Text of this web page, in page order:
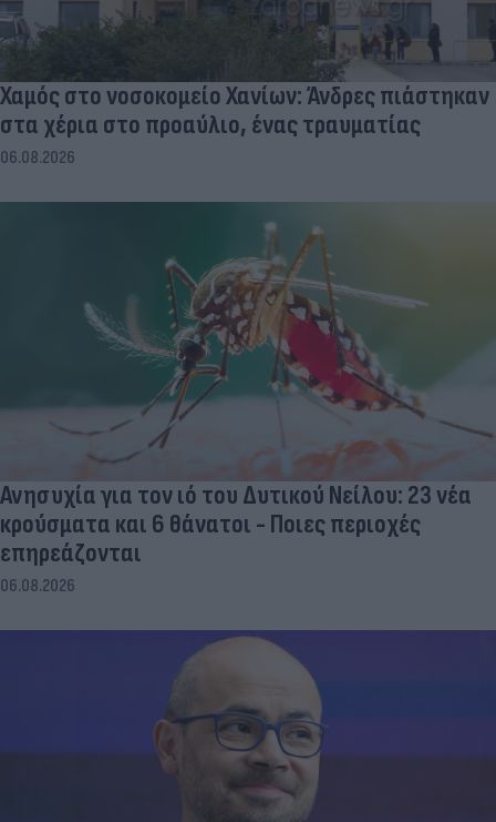
Χαμός στο νοσοκομείο Χανίων: Άνδρες πιάστηκαν
στα χέρια στο προαύλιο, ένας τραυματίας
06.08.2026
Ανησυχία για τον ιό του Δυτικού Νείλου: 23 νέα
κρούσματα και 6 θάνατοι - Ποιες περιοχές
επηρεάζονται
06.08.2026